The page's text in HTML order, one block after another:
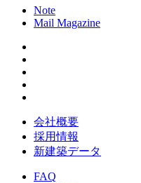
Note
Mail Magazine
会社概要
採用情報
新建築データ
FAQ